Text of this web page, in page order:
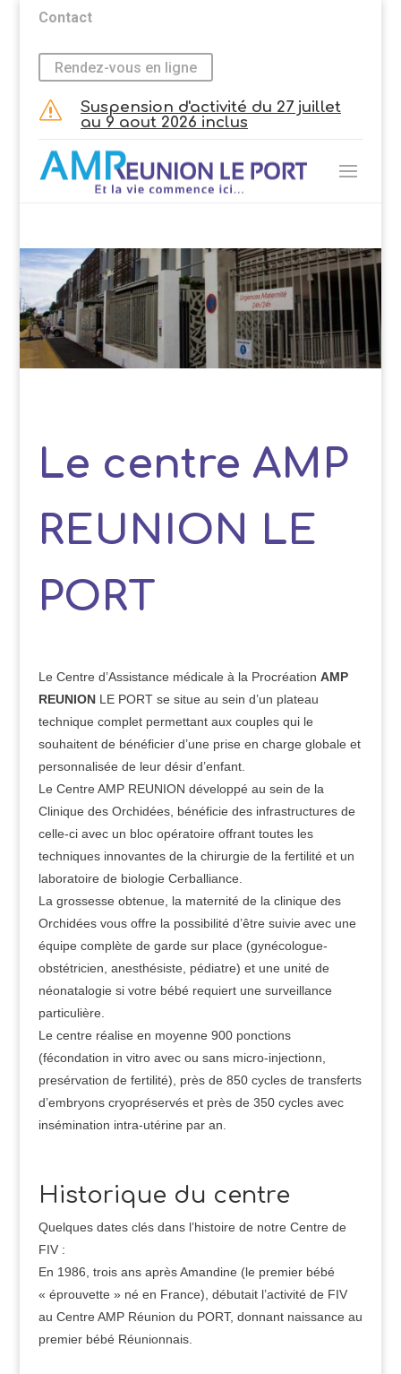
Contact
Rendez-vous en ligne
s
Suspension d'activité du 27 juillet
au 9 aout 2026 inclus
Le centre AMP
REUNION LE
PORT
Le Centre d’Assistance médicale à la Procréation AMP
REUNIONLE PORT se situe au sein d’un plateau
technique complet permettant aux couples qui le
souhaitent de bénéficier d’une prise en charge globale et
personnalisée de leur désir d’enfant.
Le Centre AMP REUNION développé au sein de la
Clinique des Orchidées, bénéficie des infrastructures de
celle-ci avec un bloc opératoire offrant toutes les
techniques innovantes de la chirurgie de la fertilité et un
laboratoire de biologie Cerballiance.
La grossesse obtenue, la maternité de la clinique des
Orchidées vous offre la possibilité d’être suivie avec une
équipe complète de garde sur place (gynécologue-
obstétricien, anesthésiste, pédiatre) et une unité de
néonatalogie si votre bébé requiert une surveillance
particulière.
Le centre réalise en moyenne 900 ponctions
(fécondation in vitro avec ou sans micro-injectionn,
presérvation de fertilité), près de 850 cycles de transferts
d’embryons cryopréservés et près de 350 cycles avec
insémination intra-utérine par an.
Historique du centre
Quelques dates clés dans l’histoire de notre Centre de
FIV :
En 1986, trois ans après Amandine (le premier bébé
« éprouvette » né en France), débutait l’activité de FIV
au Centre AMP Réunion du PORT, donnant naissance au
premier bébé Réunionnais.